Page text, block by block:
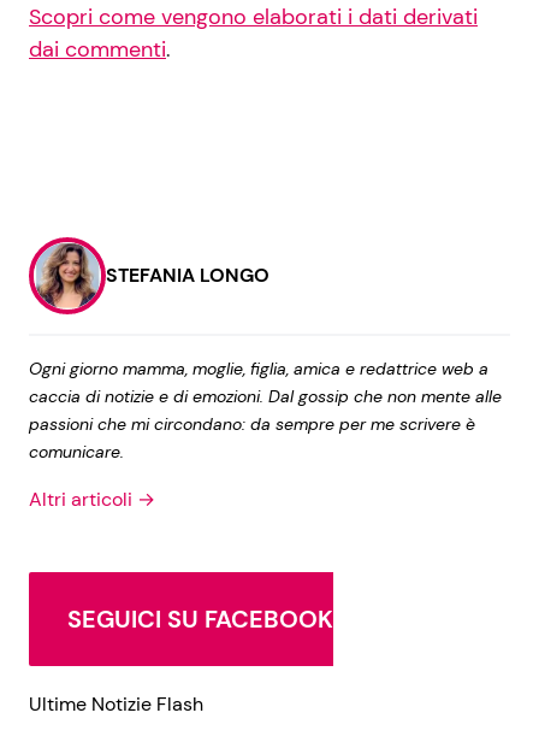
Scopri come vengono elaborati i dati derivati
dai commenti.
STEFANIA LONGO
Ogni giorno mamma, moglie, figlia, amica e redattrice web a
caccia di notizie e di emozioni. Dal gossip che non mente alle
passioni che mi circondano: da sempre per me scrivere è
comunicare.
Altri articoli →
SEGUICI SU FACEBOOK
Ultime Notizie Flash